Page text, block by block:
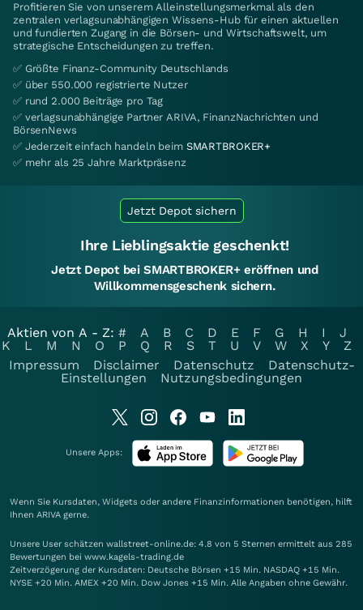
Profitieren Sie von unserem Alleinstellungsmerkmal als den
zentralen verlagsunabhängigen Wissens-Hub für einen aktuellen
und fundierten Zugang in die Börsen- und Wirtschaftswelt, um
strategische Entscheidungen zu treffen.
✅ Größte Finanz-Community Deutschlands
✅ über 550.000 registrierte Nutzer
✅ rund 2.000 Beiträge pro Tag
✅ verlagsunabhängige Partner ARIVA, FinanzNachrichten und
BörsenNews
✅ Jederzeit einfach handeln beim SMARTBROKER+
✅ mehr als 25 Jahre Marktpräsenz
Jetzt Depot sichern
Ihre Lieblingsaktie geschenkt!
Jetzt Depot bei SMARTBROKER+ eröffnen und
Willkommensgeschenk sichern.
Aktien von A - Z: # A B C D E F G H I
J
K
L M N O P Q R S T U V W X Y
Z
Impressum
Disclaimer Datenschutz
Datenschutz-
Einstellungen
Nutzungsbedingungen
Unsere Apps:
Wenn Sie Kursdaten, Widgets oder andere Finanzinformationen benötigen, hilft
Ihnen ARIVA gerne.
Unsere User schätzen wallstreet-online.de: 4.8 von 5 Sternen ermittelt aus 285
Bewertungen bei www.kagels-trading.de
Zeitverzögerung der Kursdaten: Deutsche Börsen +15 Min. NASDAQ +15 Min.
NYSE +20 Min. AMEX +20 Min. Dow Jones +15 Min. Alle Angaben ohne Gewähr.